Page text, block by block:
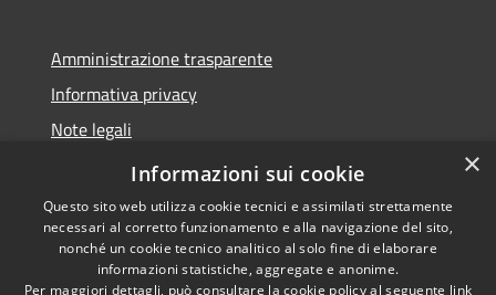
Amministrazione trasparente
Informativa privacy
Note legali
Dichiarazione di accessibilità
Copyright © 2026 • Comune di
×
Informazioni sui cookie
Questo sito web utilizza cookie tecnici e assimilati strettamente
necessari al corretto funzionamento e alla navigazione del sito,
nonché un cookie tecnico analitico al solo fine di elaborare
informazioni statistiche, aggregate e anonime.
Per maggiori dettagli, può consultare la cookie policy al seguente link